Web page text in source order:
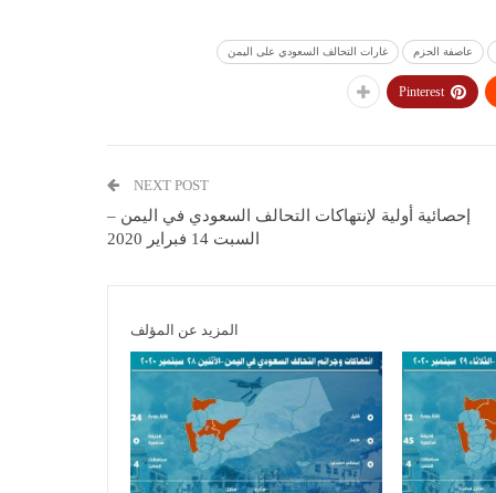
عاصفة الحزم غارات التحالف السعودي على اليمن
Pinterest
NEXT POST
إحصائية أولية لإنتهاكات التحالف السعودي في اليمن –
السبت 14 فبراير 2020
المزيد عن المؤلف